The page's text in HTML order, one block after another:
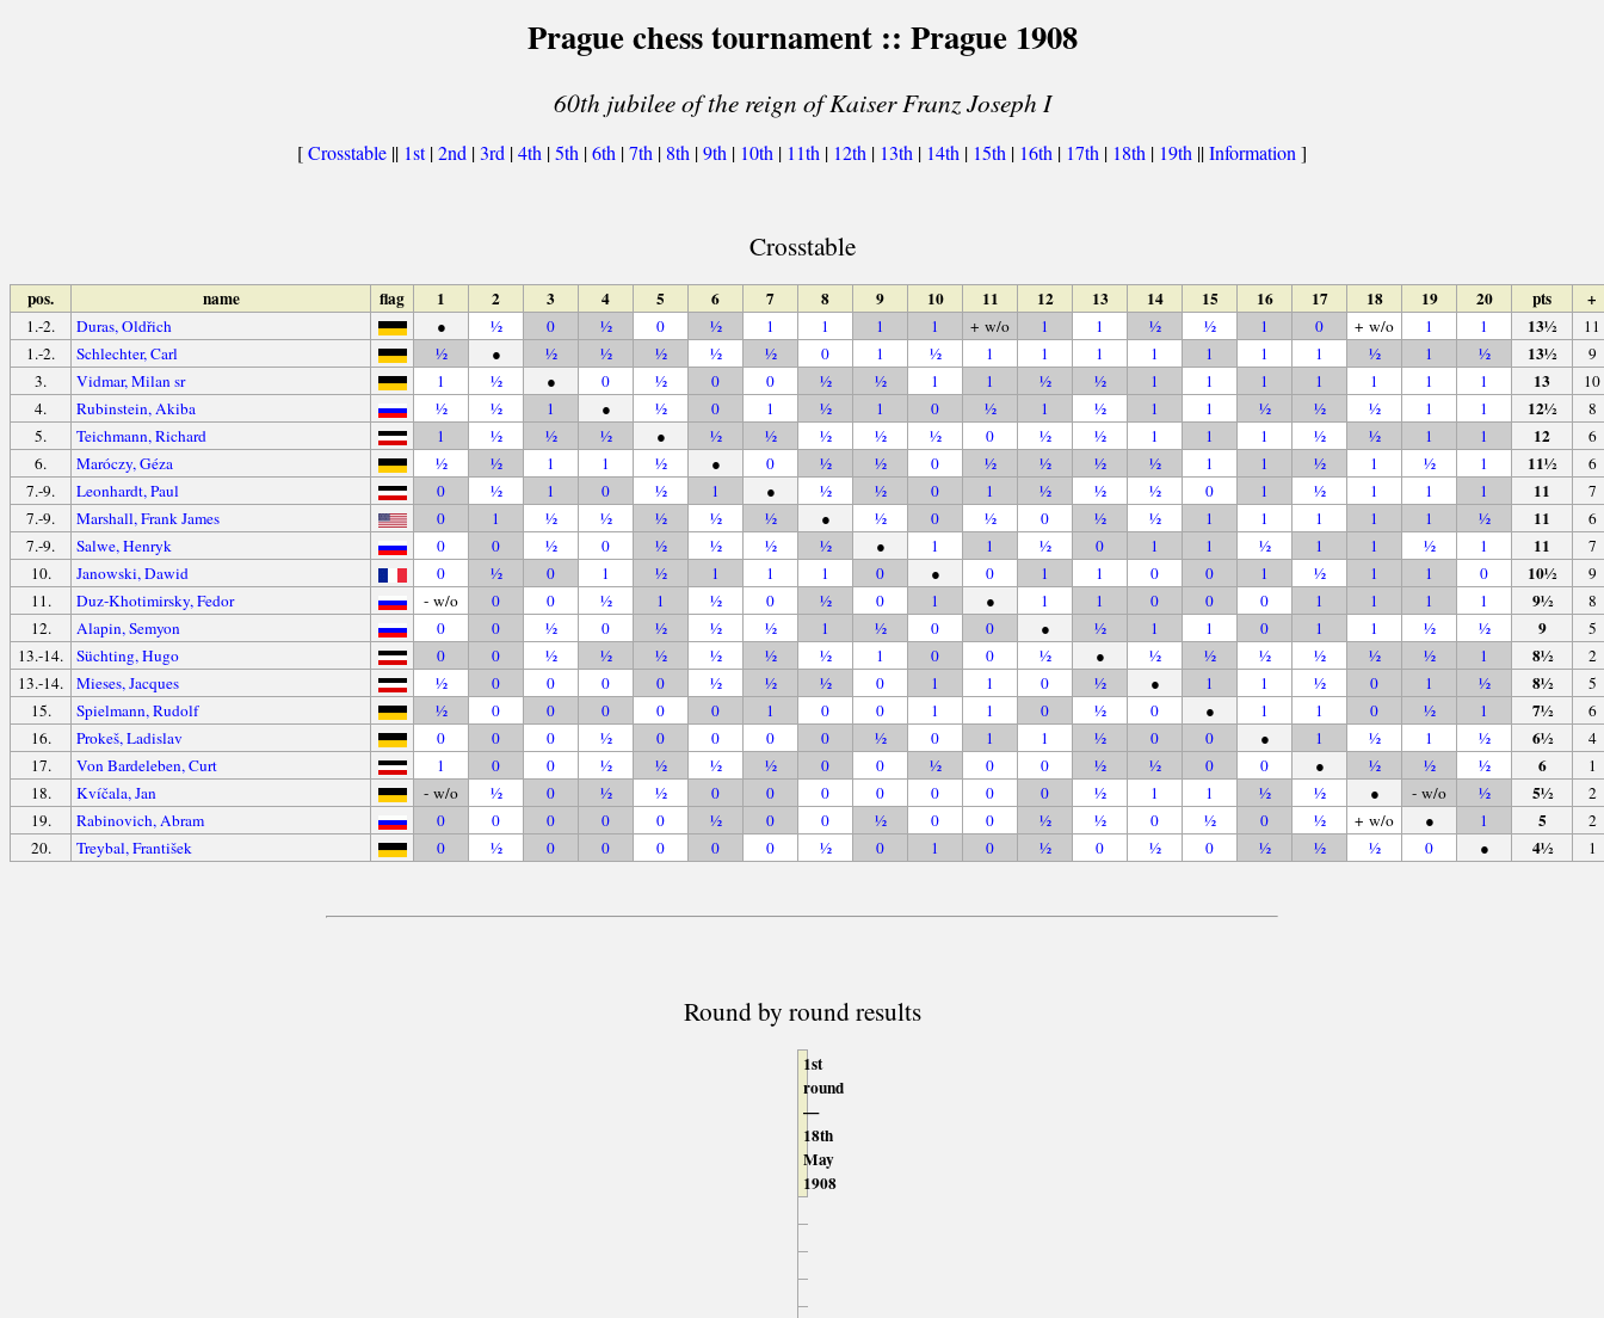
Prague chess tournament :: Prague 1908
60th jubilee of the reign of Kaiser Franz Joseph I
[Crosstable || 1st|2nd |3rd |4th |5th |6th |7th | 8th |9th | 10th | 11th | 12th | 13th | 14th | 15th | 16th | 17th | 18th | 19th ||Information]
Crosstable
pos. name flag 1 2 3 4 5 6 7 8 9 10 11 12 13 14 15 16 17 18 19 20 pts +
1.-2. Duras, Oldřich ● ½ 0 ½ 0 ½ 1 1 1 1 + w/o 1 1 ½ ½ 1 0 + w/o 1 1 13½
11
1.-2.
Schlechter, Carl ½ ● ½ ½ ½ ½ ½ 0 1 ½ 1 1 1 1 1 1 1 ½ 1 ½ 13½
9
3.
Vidmar, Milan sr 1 ½ ● 0 ½ 0 0 ½ ½ 1 1 ½ ½ 1 1 1 1 1 1 1 13
10
4.
Rubinstein, Akiba ½ ½ 1 ● ½ 0 1 ½ 1 0 ½ 1 ½ 1 1 ½ ½ ½ 1 1 12½
8
5.
Teichmann, Richard 1 ½ ½ ½ ● ½ ½ ½ ½ ½ 0 ½ ½ 1 1 1 ½ ½ 1 1 12
6
6.
Maróczy, Géza ½ ½ 1 1 ½ ● 0 ½ ½ 0 ½ ½ ½ ½ 1 1 ½ 1 ½ 1 11½
6
7.-9.
Leonhardt, Paul 0 ½ 1 0 ½ 1 ● ½ ½ 0 1 ½ ½ ½ 0 1 ½ 1 1 1 11
7
7.-9.
Marshall, Frank James 0 1 ½ ½ ½ ½ ½ ● ½ 0 ½ 0 ½ ½ 1 1 1 1 1 ½ 11
6
7.-9.
Salwe, Henryk 0 0 ½ 0 ½ ½ ½ ½ ● 1 1 ½ 0 1 1 ½ 1 1 ½ 1 11
7
10.
Janowski, Dawid 0 ½ 0 1 ½ 1 1 1 0 ● 0 1 1 0 0 1 ½ 1 1 0 10½
9
11.
Duz-Khotimirsky, Fedor - w/o 0 0 ½ 1 ½ 0 ½ 0 1 ● 1 1 0 0 0 1 1 1 1 9½
8
12.
Alapin, Semyon 0 0 ½ 0 ½ ½ ½ 1 ½ 0 0 ● ½ 1 1 0 1 1 ½ ½ 9
5
13.-14.
Süchting, Hugo 0 0 ½ ½ ½ ½ ½ ½ 1 0 0 ½ ● ½ ½ ½ ½ ½ ½ 1 8½
2
13.-14.
Mieses, Jacques ½ 0 0 0 0 ½ ½ ½ 0 1 1 0 ½ ● 1 1 ½ 0 1 ½ 8½
5
15.
Spielmann, Rudolf ½ 0 0 0 0 0 1 0 0 1 1 0 ½ 0 ● 1 1 0 ½ 1 7½
6
16.
Prokeš, Ladislav 0 0 0 ½ 0 0 0 0 ½ 0 1 1 ½ 0 0 ● 1 ½ 1 ½ 6½
4
17.
Von Bardeleben, Curt 1 0 0 ½ ½ ½ ½ 0 0 ½ 0 0 ½ ½ 0 0 ● ½ ½ ½ 6
1
18.
Kvíčala, Jan - w/o ½ 0 ½ ½ 0 0 0 0 0 0 0 ½ 1 1 ½ ½ ● - w/o ½ 5½
2
19.
Rabinovich, Abram 0 0 0 0 0 ½ 0 0 ½ 0 0 ½ ½ 0 ½ 0 ½ + w/o ● 1 5
2
20.
Treybal, František 0 ½ 0 0 0 0 0 ½ 0 1 0 ½ 0 ½ 0 ½ ½ ½ 0 ● 4½ 1
Round by round results
1st
round
—
18th
May
1908